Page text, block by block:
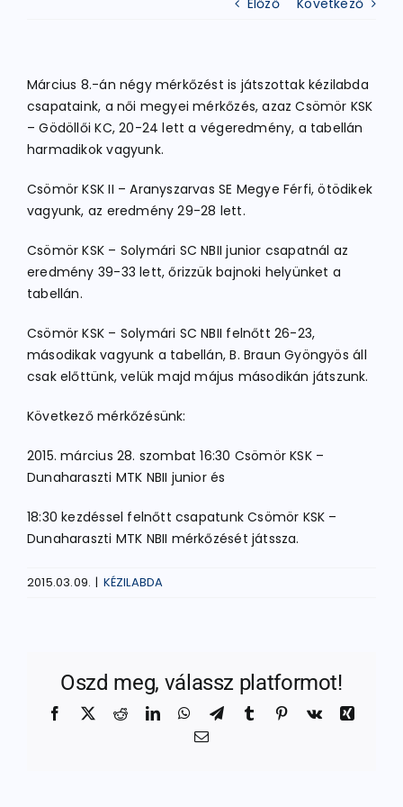
KERÉKPÁR
ELÉRHETŐSÉGEK
TAGDÍJ BEFIZETÉS
Előző Következő
Március 8.-án négy mérkőzést is játszottak kézilabda
csapataink, a női megyei mérkőzés, azaz Csömör KSK
– Gödöllői KC, 20-24 lett a végeredmény, a tabellán
harmadikok vagyunk.
Csömör KSK II – Aranyszarvas SE Megye Férfi, ötödikek
vagyunk, az eredmény 29-28 lett.
Csömör KSK – Solymári SC NBII junior csapatnál az
eredmény 39-33 lett, őrizzük bajnoki helyünket a
tabellán.
Csömör KSK – Solymári SC NBII felnőtt 26-23,
másodikak vagyunk a tabellán, B. Braun Gyöngyös áll
csak előttünk, velük majd május másodikán játszunk.
Következő mérkőzésünk:
2015. március 28. szombat 16:30 Csömör KSK –
Dunaharaszti MTK NBII junior és
18:30 kezdéssel felnőtt csapatunk Csömör KSK –
Dunaharaszti MTK NBII mérkőzését játssza.
2015.03.09. | KÉZILABDA
Oszd meg, válassz platformot!
Facebook
X RedditLinkedInWhatsApp
TelegramTumblr Pinterest
Vk
Xing
Email: